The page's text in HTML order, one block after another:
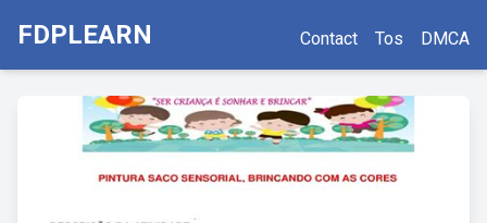
FDPLEARN Contact Tos DMCA